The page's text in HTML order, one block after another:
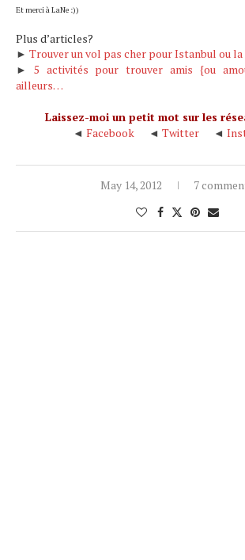
Et merci à LaNe :))
Plus d’articles?
► Trouver un vol pas cher pour Istanbul ou la
► 5 activités pour trouver amis {ou
ailleurs…
Laissez-moi un petit mot sur les
◄ Facebook ◄ Twitter ◄
May 14, 2012 7